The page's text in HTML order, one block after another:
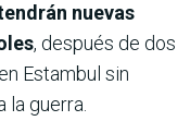
nuevas
, después de dos
Estambul sin
la guerra.